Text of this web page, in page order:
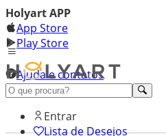
Holyart APP
App Store
Play Store
Ajuda e contatos
Conheça premium
Entrar
Lista de Desejos